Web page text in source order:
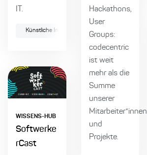
IT.
Künstliche Intelligenz
WISSENS-HUB
Softwerke
rCast
Hackathons,
User
Groups:
codecentric
ist weit
mehr als die
Summe
unserer
Mitarbeiter*innen
und
Projekte.